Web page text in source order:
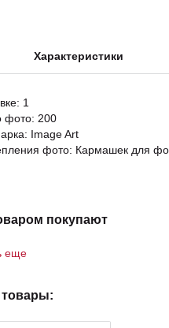
Характеристики
1
фото: 200
Image Art
фото: Кармашек для
покупают
еще